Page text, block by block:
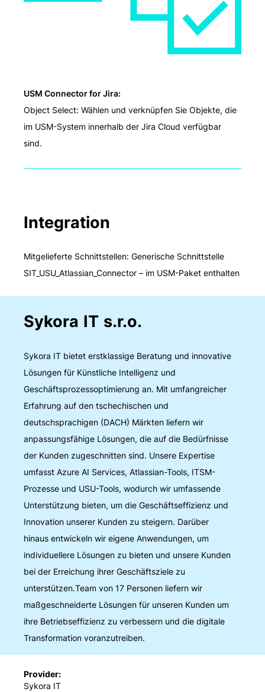
USM Connector for Jira:
Object Select: Wählen und verknüpfen Sie Objekte, die
im USM-System innerhalb der Jira Cloud verfügbar
sind.
Integration
Mitgelieferte Schnittstellen: Generische Schnittstelle
SIT_USU_Atlassian_Connector – im USM-Paket enthalten
Sykora IT s.r.o.
Sykora IT bietet erstklassige Beratung und innovative
Lösungen für Künstliche Intelligenz und
Geschäftsprozessoptimierung an. Mit umfangreicher
Erfahrung auf den tschechischen und
deutschsprachigen (DACH) Märkten liefern wir
anpassungsfähige Lösungen, die auf die Bedürfnisse
der Kunden zugeschnitten sind. Unsere Expertise
umfasst Azure AI Services, Atlassian-Tools, ITSM-
Prozesse und USU-Tools, wodurch wir umfassende
Unterstützung bieten, um die Geschäftseffizienz und
Innovation unserer Kunden zu steigern. Darüber
hinaus entwickeln wir eigene Anwendungen, um
individuellere Lösungen zu bieten und unsere Kunden
bei der Erreichung ihrer Geschäftsziele zu
unterstützen.Team von 17 Personen liefern wir
maßgeschneiderte Lösungen für unseren Kunden um
ihre Betriebseffizienz zu verbessern und die digitale
Transformation voranzutreiben.
Provider
Sykora IT